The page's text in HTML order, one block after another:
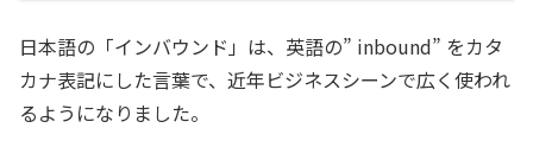
日本語の「インバウンド」は、英語の” inbound” をカタ
カナ表記にした言葉で、近年ビジネスシーンで広く使われ
るようになりました。